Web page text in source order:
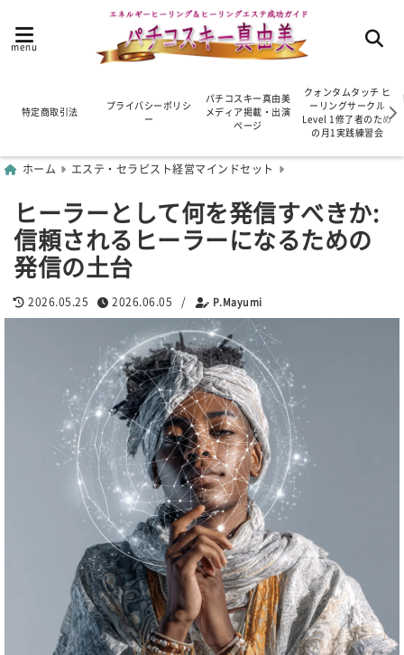
menu
特定商取引法
プライバシーポリシ
ー
パチコスキー真由美
メディア掲載・出演
ページ
クォンタムタッチ ヒ
ーリングサークル
Level 1修了者のため
の月1実践練習会
ホーム エステ・セラピスト経営マインドセット
ヒーラーとして何を発信すべきか:
信頼されるヒーラーになるための
発信の土台
2026.05.25 2026.06.05 / P.Mayumi